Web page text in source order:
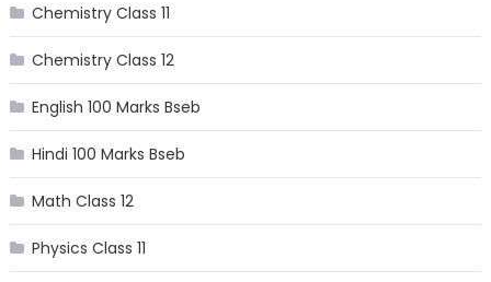
Chemistry Class 11
Chemistry Class 12
English 100 Marks Bseb
Hindi 100 Marks Bseb
Math Class 12
Physics Class 11